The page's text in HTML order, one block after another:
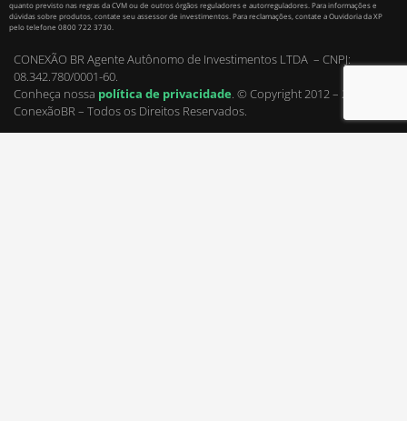
quanto previsto nas regras da CVM ou de outros órgãos reguladores e autorreguladores. Para informações e
dúvidas sobre produtos, contate seu assessor de investimentos. Para reclamações, contate a Ouvidoria da XP
pelo telefone 0800 722 3730.
CONEXÃO BR Agente Autônomo de Investimentos LTDA – CNPJ:
08.342.780/0001-60.
Conheça nossa política de privacidade © Copyright 2012 – 2022 |
ConexãoBR – Todos os Direitos Reservados.